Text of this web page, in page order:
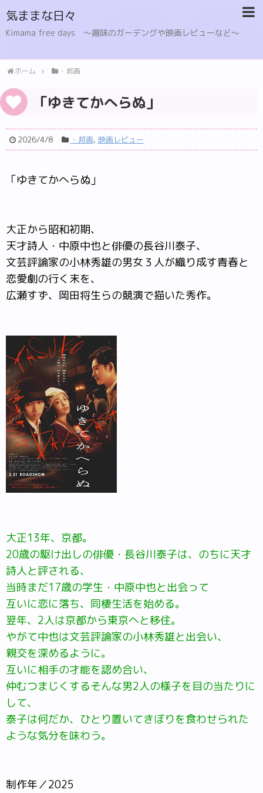
気ままな日々
Kimama free days 〜趣味のガーデングや映画レビューなど〜
ホーム ・邦画
「ゆきてかへらぬ」
2026/4/8 ・邦画, 映画レビュー
「ゆきてかへらぬ」
大正から昭和初期、
天才詩人・中原中也と俳優の長谷川泰子、
文芸評論家の小林秀雄の男女３人が織り成す青春と
恋愛劇の行く末を、
広瀬すず、岡田将生らの競演で描いた秀作。
大正13年、京都。
20歳の駆け出しの俳優・長谷川泰子は、のちに天才
詩人と評される、
当時まだ17歳の学生・中原中也と出会って
互いに恋に落ち、同棲生活を始める。
翌年、2人は京都から東京へと移住。
やがて中也は文芸評論家の小林秀雄と出会い、
親交を深めるように。
互いに相手の才能を認め合い、
仲むつまじくするそんな男2人の様子を目の当たりに
して、
泰子は何だか、ひとり置いてきぼりを食わせられた
ような気分を味わう。
制作年／2025